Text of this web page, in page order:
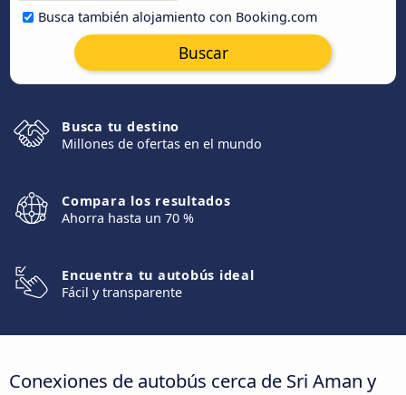
Busca también alojamiento con Booking.com
Buscar
Busca tu destino
Millones de ofertas en el mundo
Compara los resultados
Ahorra hasta un 70 %
Encuentra tu autobús ideal
Fácil y transparente
Conexiones de autobús cerca de Sri Aman y